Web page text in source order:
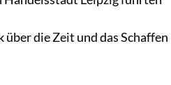
die Zeit und das Schaffen